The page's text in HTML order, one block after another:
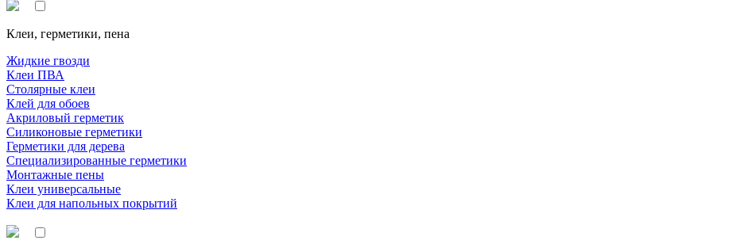
Клеи, герметики, пена
Жидкие гвозди
Клеи ПВА
Столярные клеи
Клей для обоев
Акриловый герметик
Силиконовые герметики
Герметики для дерева
Специализированные герметики
Монтажные пены
Клеи универсальные
Клеи для напольных покрытий